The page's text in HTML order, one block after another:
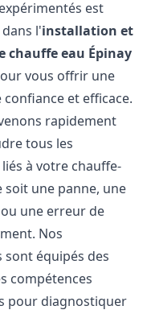
est
l'installation et
chauffe eau Épinay
vous offrir une
et efficace.
rapidement
tous les
à votre chauffe-
soit une panne, une
une erreur de
Nos
sont équipés des
compétences
pour diagnostiquer